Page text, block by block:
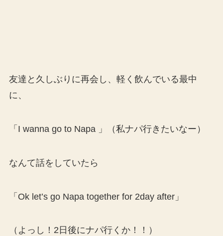
友達と久しぶりに再会し、軽く飲んでいる最中
に、
「I wanna go to Napa 」（私ナパ行きたいなー）
なんて話をしていたら
「Ok let’s go Napa together for 2day after」
（よっし！2日後にナパ行くか！！）